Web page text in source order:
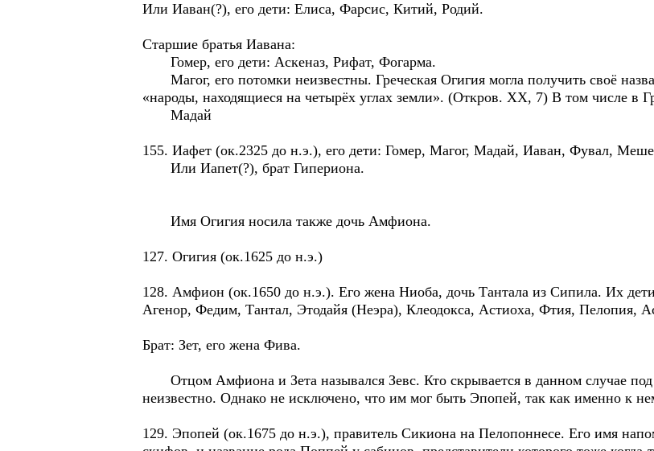
Или Иаван(?), его дети: Елиса, Фарсис, Китий, Родий.
Старшие братья Иавана:
Гомер, его дети: Аскеназ, Рифат, Фогарма.
Магог, его потомки неизвестны. Греческая Огигия могла получить своё
«народы, находящиеся на четырёх углах земли». (Откров. ХХ, 7) В том числе в
Мадай
155. Иафет (ок.2325 до н.э.), его дети: Гомер, Магог, Мадай, Иаван, Фувал,
Или Иапет(?), брат Гипериона.
Имя Огигия носила также дочь Амфиона.
127. Огигия (ок.1625 до н.э.)
128. Амфион (ок.1650 до н.э.). Его жена Ниоба, дочь Тантала из Сипила. Их
Агенор, Федим, Тантал, Этодайя (Неэра), Клеодокса, Астиоха, Фтия, Пелопия,
Брат: Зет, его жена Фива.
Отцом Амфиона и Зета назывался Зевс. Кто скрывается в данном случае
неизвестно. Однако не исключено, что им мог быть Эпопей, так как именно к
129. Эпопей (ок.1675 до н.э.), правитель Сикиона на Пелопоннесе. Его имя